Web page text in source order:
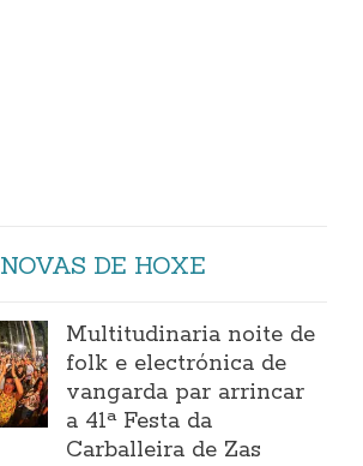
NOVAS DE HOXE
Multitudinaria noite de
folk e electrónica de
vangarda par arrincar
a 41ª Festa da
Carballeira de Zas